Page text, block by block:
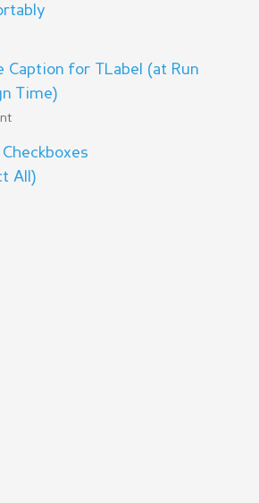
Caption for TLabel (at Run
Time)
All)